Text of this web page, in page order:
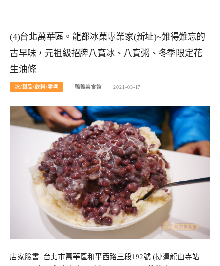
(4)台北萬華區。龍都冰菓專業家(新址)~難得難忘的
古早味，元祖級招牌八寶冰、八寶粥、冬季限定花
生油條
冰/甜品/飲料/零嘴 鴨鴨美食館 2021-03-17
店家臉書 台北市萬華區和平西路三段192號 (捷運龍山寺站